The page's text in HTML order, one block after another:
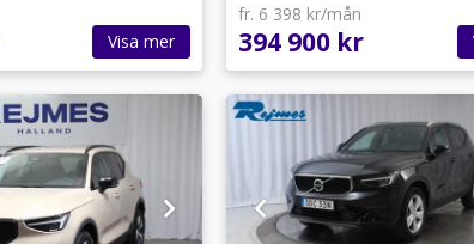
Visa mer
fr. 6 398 kr/mån
394 900 kr